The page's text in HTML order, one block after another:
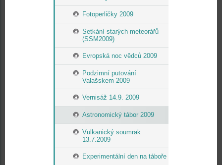
Fotoperličky 2009
Setkání starých meteorářů
(SSM2009)
Evropská noc vědců 2009
Podzimní putování
Valašskem 2009
Vernisáž 14.9. 2009
Astronomický tábor 2009
Vulkanický soumrak
13.7.2009
Experimentální den na táboře